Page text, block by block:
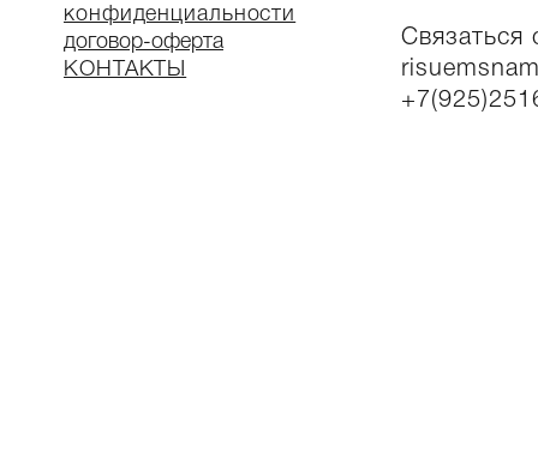
конфиденциальности
договор-оферта
КОНТАКТЫ
Связаться